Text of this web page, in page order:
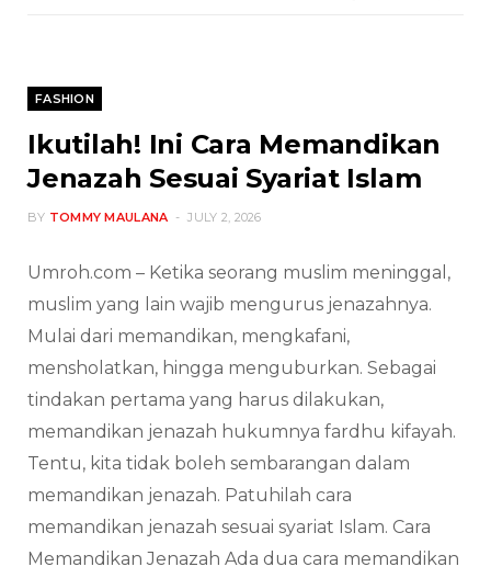
FASHION
Ikutilah! Ini Cara Memandikan
Jenazah Sesuai Syariat Islam
BY TOMMY MAULANA JULY 2, 2026
Umroh.com – Ketika seorang muslim meninggal,
muslim yang lain wajib mengurus jenazahnya.
Mulai dari memandikan, mengkafani,
mensholatkan, hingga menguburkan. Sebagai
tindakan pertama yang harus dilakukan,
memandikan jenazah hukumnya fardhu kifayah.
Tentu, kita tidak boleh sembarangan dalam
memandikan jenazah. Patuhilah cara
memandikan jenazah sesuai syariat Islam. Cara
Memandikan Jenazah Ada dua cara memandikan